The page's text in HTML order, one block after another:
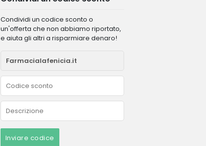
Condividi un codice sconto o
un'offerta che non abbiamo riportato,
e aiuta gli altri a risparmiare denaro!
Inviare codice